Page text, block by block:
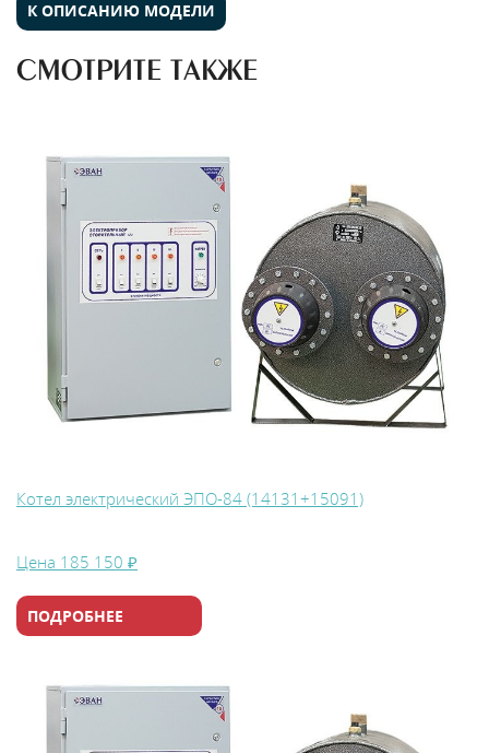
Сотрудничество
К ОПИСАНИЮ МОДЕЛИ
СМОТРИТЕ ТАКЖЕ
Котел электрический ЭПО-84 (14131+15091)
Цена 185 150 ₽
ПОДРОБНЕЕ